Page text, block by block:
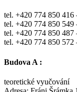
tel. +420 774 850 416
tel. +420 774 850 549
tel. +420 774 850 487
tel. +420 774 850 572
Budova A :
teoretické vyučování